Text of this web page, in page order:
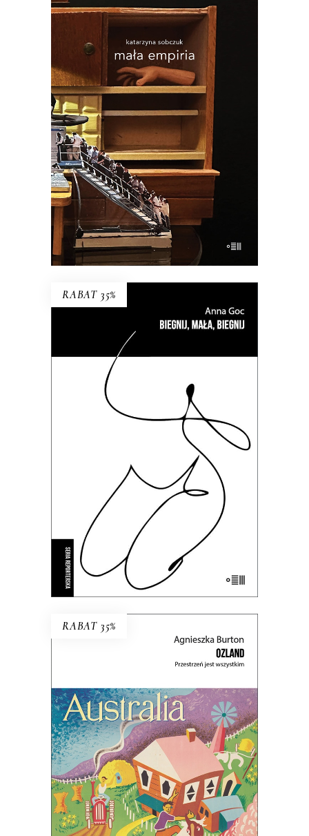
E-BOOK DO KOSZYKA
MAŁA EMPIRIA
Esej uczestniczący o wczesnej starości i
zagadce rodzicielstwa.
53.00zł 34.45zł
KSIĄŻKA DO KOSZYKA
RABAT 35%
E-BOOK DO KOSZYKA
BIEGNIJ, MAŁA, BIEGNIJ
To kameralne reportaże o
intymnych tragediach, zmaganiach
z systemem i doświadczeniach nie
do zapomnienia.
54.90 35.69zł
KSIĄŻKA DO KOSZYKA
RABAT 35%
OZLAND. PRZESTRZEŃ JEST
WSZYSTKIM
Ludzie nie posiadają krainy – to ona
posiada ludzi.
69.90zł 45.44zł
KSIĄŻKA DO KOSZYKA